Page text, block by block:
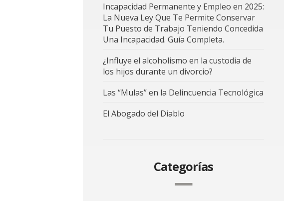
Incapacidad Permanente y Empleo en 2025:
La Nueva Ley Que Te Permite Conservar
Tu Puesto de Trabajo Teniendo Concedida
Una Incapacidad. Guía Completa.
¿Influye el alcoholismo en la custodia de
los hijos durante un divorcio?
Las “Mulas” en la Delincuencia Tecnológica
El Abogado del Diablo
Categorías